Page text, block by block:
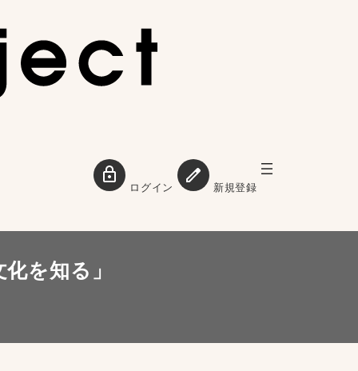
ログイン 新規登録
を知る」